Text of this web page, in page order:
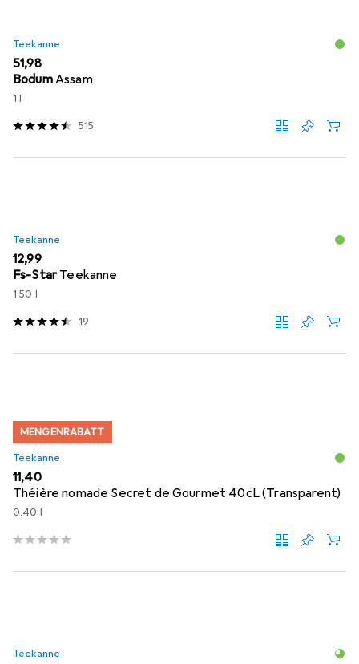
Teekanne
EUR
51,98
BodumAssam
1 l
515
Teekanne
EUR
12,99
Fs-StarTeekanne
1.50 l
19
MENGENRABATT
Teekanne
EUR
11,40
Théière nomade Secret de Gourmet 40cL (Transparent)
0.40 l
Teekanne